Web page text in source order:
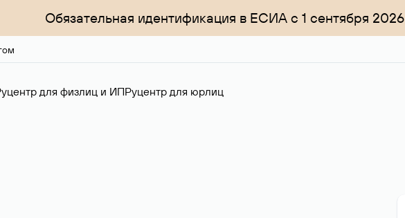
Обязательная идентификация в ЕСИА с 1 сентября 2026
для физлиц и ИПРуцентр для юрлиц